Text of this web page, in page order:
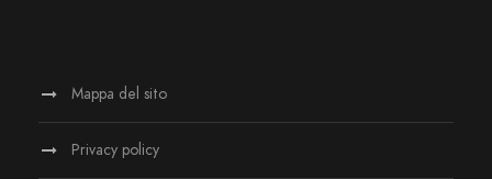
Mappa del sito
Privacy policy